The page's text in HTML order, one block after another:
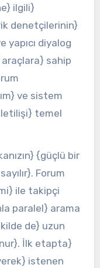
ilgili}
denetçilerinin}
yapıcı diyalog
sahip
ve sistem
temel
{güçlü bir
Forum
ile takipçi
paralel} arama
de} uzun
İlk etapta}
istenen